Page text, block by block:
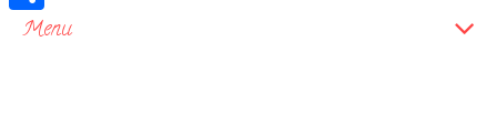
Menu
Teilen